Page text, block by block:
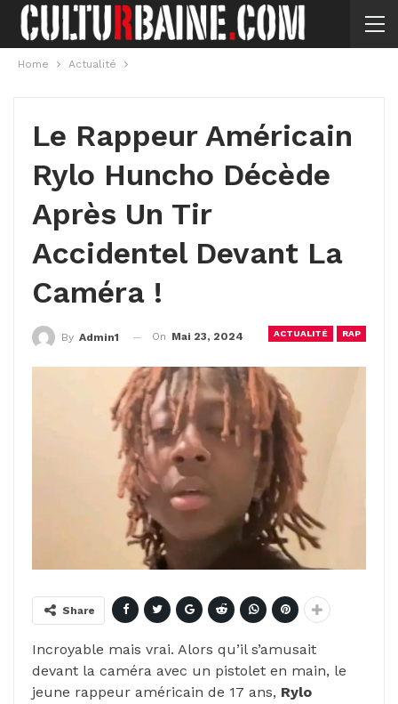
Home Actualité
Le Rappeur Américain
Rylo Huncho Décède
Après Un Tir
Accidentel Devant La
Caméra !
ACTUALITÉ RAP
By Admin1 On Mai 23, 2024
Share
Incroyable mais vrai. Alors qu’il s’amusait
devant la caméra avec un pistolet en main, le
jeune rappeur américain de 17 ans, Rylo